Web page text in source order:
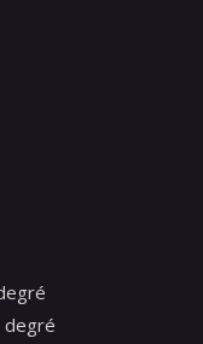
degré